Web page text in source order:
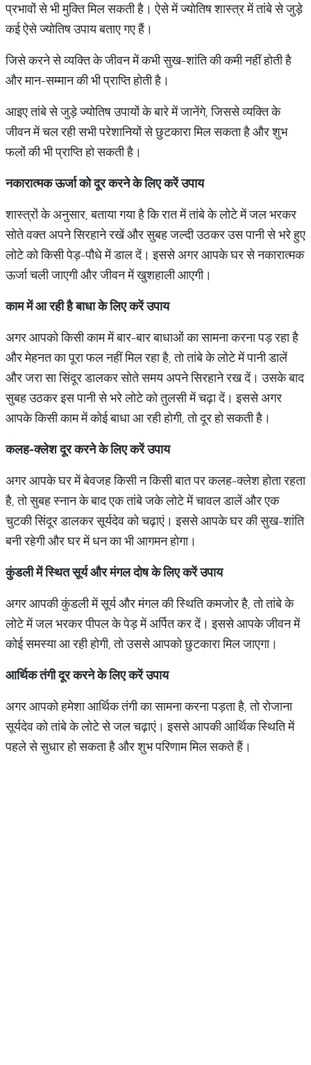
प्रभावों से भी मुक्ति मिल सकती है। ऐसे में ज्योतिष शास्त्र में तांबे से जुड़े
कई ऐसे ज्योतिष उपाय बताए गए हैं।
जिसे करने से व्यक्ति के जीवन में कभी सुख-शांति की कमी नहीं होती है
और मान-सम्मान की भी प्राप्ति होती है।
आइए तांबे से जुड़े ज्योतिष उपायों के बारे में जानेंगे, जिससे व्यक्ति के
जीवन में चल रही सभी परेशानियों से छुटकारा मिल सकता है और शुभ
फलों की भी प्राप्ति हो सकती है।
नकारात्मक ऊर्जा को दूर करने के लिए करें उपाय
शास्त्रों के अनुसार, बताया गया है कि रात में तांबे के लोटे में जल भरकर
सोते वक्त अपने सिरहाने रखें और सुबह जल्दी उठकर उस पानी से भरे हुए
लोटे को किसी पेड़-पौधे में डाल दें। इससे अगर आपके घर से नकारात्मक
ऊर्जा चली जाएगी और जीवन में खुशहाली आएगी।
काम में आ रही है बाधा के लिए करें उपाय
अगर आपको किसी काम में बार-बार बाधाओं का सामना करना पड़ रहा है
और मेहनत का पूरा फल नहीं मिल रहा है, तो तांबे के लोटे में पानी डालें
और जरा सा सिंदूर डालकर सोते समय अपने सिरहाने रख दें। उसके बाद
सुबह उठकर इस पानी से भरे लोटे को तुलसी में चढ़ा दें। इससे अगर
आपके किसी काम में कोई बाधा आ रही होगी, तो दूर हो सकती है।
कलह-क्लेश दूर करने के लिए करें उपाय
अगर आपके घर में बेवजह किसी न किसी बात पर कलह-क्लेश होता रहता
है, तो सुबह स्नान के बाद एक तांबे जके लोटे में चावल डालें और एक
चुटकी सिंदूर डालकर सूर्यदेव को चढ़ाएं। इससे आपके घर की सुख-शांति
बनी रहेगी और घर में धन का भी आगमन होगा।
कुंडली में स्थित सूर्य और मंगल दोष के लिए करें उपाय
अगर आपकी कुंडली में सूर्य और मंगल की स्थिति कमजोर है, तो तांबे के
लोटे में जल भरकर पीपल के पेड़ में अर्पित कर दें। इससे आपके जीवन में
कोई समस्या आ रही होगी, तो उससे आपको छुटकारा मिल जाएगा।
आर्थिक तंगी दूर करने के लिए करें उपाय
अगर आपको हमेशा आर्थिक तंगी का सामना करना पड़ता है, तो रोजाना
सूर्यदेव को तांबे के लोटे से जल चढ़ाएं। इससे आपकी आर्थिक स्थिति में
पहले से सुधार हो सकता है और शुभ परिणाम मिल सकते हैं।